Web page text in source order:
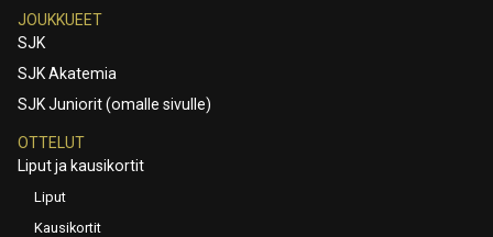
JOUKKUEET
SJK
SJK Akatemia
SJK Juniorit (omalle sivulle)
OTTELUT
Liput ja kausikortit
Liput
Kausikortit